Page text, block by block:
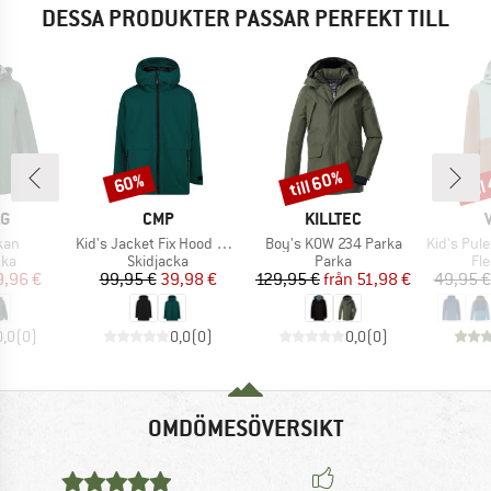
DESSA PRODUKTER PASSAR PERFEKT TILL
pris
€
(0)
VARUMÄRKE
CMP
Produkter
Kid's Jacket Fix Hood 34W3994
Produktgrupp
Skidjacka
Pris
99,95 €Reducerat pris
39,98 €
0,0(0)
Rabatt
60%
VARUMÄRKE
KILLTEC
Produkter
Boy's KOW 234 Parka
Produktgrupp
Parka
Pris
129,95 € Reducerat pris
från 51,98 €
0,0(0)
Rabatt
till 60%
Produkter
Kid's Pulex
49,95 €
OMDÖMESÖVERSIKT